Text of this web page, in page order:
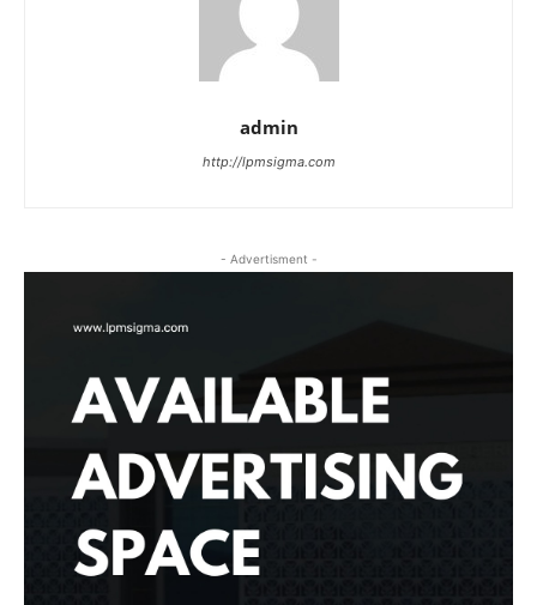
admin
http://lpmsigma.com
- Advertisment -